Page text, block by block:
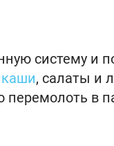
систему и
каши, салаты и
в